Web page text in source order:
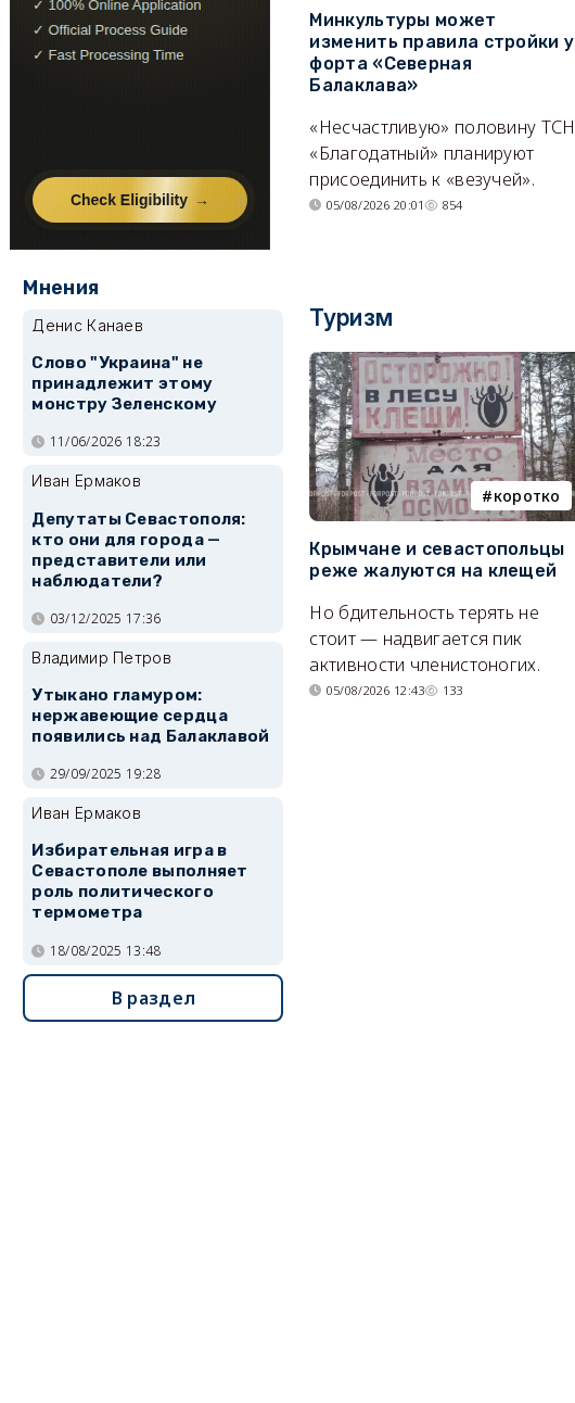
Минкультуры может
изменить правила стройки у
форта «Северная
Балаклава»
«Несчастливую» половину ТСН
«Благодатный» планируют
присоединить к «везучей».
05/08/2026 20:01 854
Туризм
коротко
Крымчане и севастопольцы
реже жалуются на клещей
Но бдительность терять не
стоит — надвигается пик
активности членистоногих.
05/08/2026 12:43 133
Мнения
Денис Канаев
Слово "Украина" не
принадлежит этому
монстру Зеленскому
11/06/2026 18:23
Иван Ермаков
Депутаты Севастополя:
кто они для города —
представители или
наблюдатели?
03/12/2025 17:36
Владимир Петров
Утыкано гламуром:
нержавеющие сердца
появились над Балаклавой
29/09/2025 19:28
Иван Ермаков
Избирательная игра в
Севастополе выполняет
роль политического
термометра
18/08/2025 13:48
В раздел